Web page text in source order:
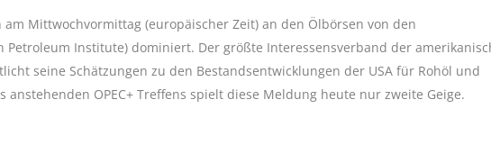
Mittwochvormittag (europäischer Zeit) an den Ölbörsen von den
Petroleum Institute) dominiert. Der größte Interessensverband der
seine Schätzungen zu den Bestandsentwicklungen der USA für Rohöl und
anstehenden OPEC+ Treffens spielt diese Meldung heute nur zweite Geige.